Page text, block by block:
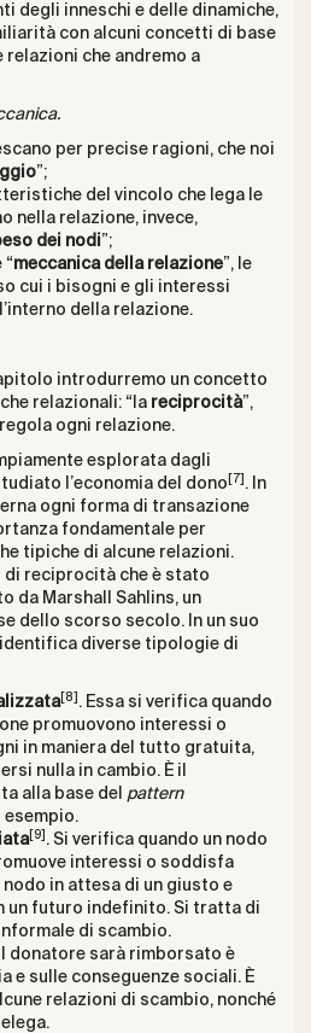
degli inneschi e delle dinamiche,
con alcuni concetti di base
che andremo a
per precise ragioni, che noi
”;
del vincolo che lega le
nella relazione, invece,
dei nodi”;
meccanica della relazione”, le
cui i bisogni e gli interessi
della relazione.
introdurremo un concetto
relazionali: “la reciprocità”,
ogni relazione.
esplorata dagli
l’economia del dono [7] . In
ogni forma di transazione
fondamentale per
tipiche di alcune relazioni.
reciprocità che è stato
da Marshall Sahlins, un
dello scorso secolo. In un suo
diverse tipologie di
[8] . Essa si verifica quando
promuovono interessi o
in maniera del tutto gratuita,
nulla in cambio. È il
alla base del pattern
esempio.
[9] . Si verifica quando un nodo
interessi o soddisfa
in attesa di un giusto e
un futuro indefinito. Si tratta di
di scambio.
donatore sarà rimborsato è
e sulle conseguenze sociali. È
relazioni di scambio, nonché